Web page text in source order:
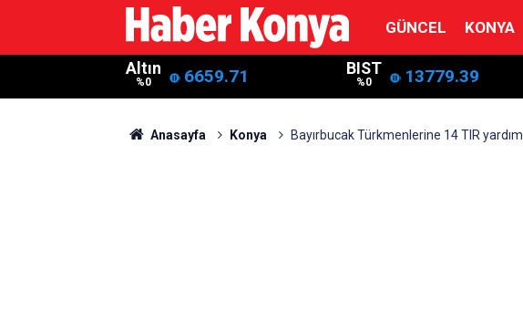
GÜNCEL KONYA
Altın
%0 6659.71 BIST
%0 13779.39
Anasayfa Konya Bayırbucak Türkmenlerine 14 TIR yardım